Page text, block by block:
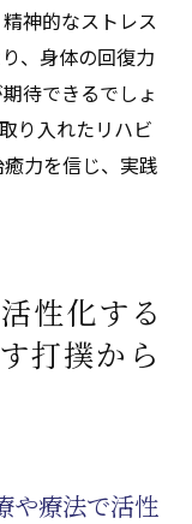
するクンダリ
める
啓気功治療や
するエネルギ
神的なストレス
、身体の回復力
待できるでしょ
り入れたリハビ
力を信じ、実践
性化する
打撲から
や療法で活性